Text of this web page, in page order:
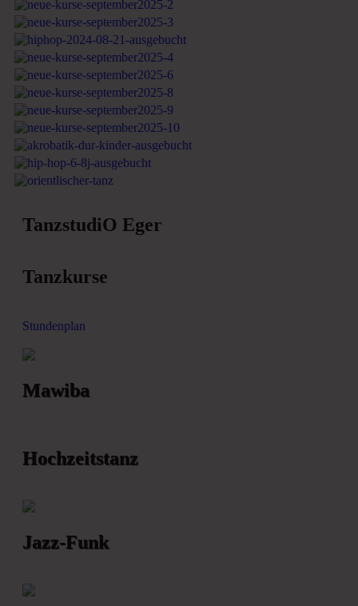
TanzstudiO Eger
Tanzkurse
Stundenplan
Mawiba
Hochzeitstanz
Jazz-Funk